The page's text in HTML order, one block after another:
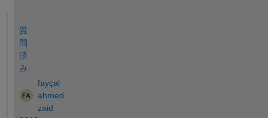
質
問
済
み:
fayçal
ahmed
zaid